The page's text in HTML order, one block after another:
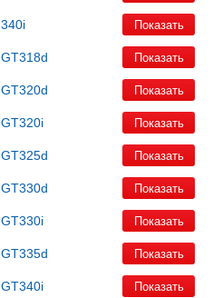
340i
GT318d
GT320d
GT320i
GT325d
GT330d
GT330i
GT335d
GT340i